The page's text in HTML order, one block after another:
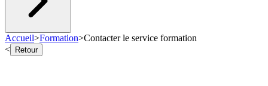
Accueil>Formation>Contacter le service formation
<
Retour